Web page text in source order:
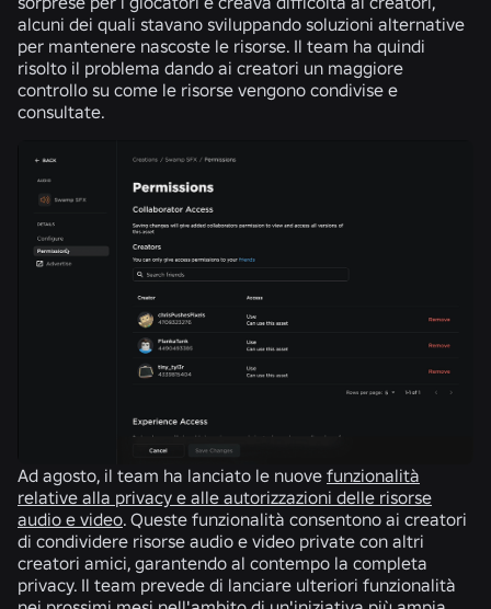
alcuni dei quali stavano sviluppando soluzioni alternative
per mantenere nascoste le risorse. Il team ha quindi
risolto il problema dando ai creatori un maggiore
controllo su come le risorse vengono condivise e
consultate.
Ad agosto, il team ha lanciato le nuove funzionalità
relative alla privacy e alle autorizzazioni delle risorse
audio e video. Queste funzionalità consentono ai creatori
di condividere risorse audio e video private con altri
creatori amici, garantendo al contempo la completa
privacy. Il team prevede di lanciare ulteriori funzionalità